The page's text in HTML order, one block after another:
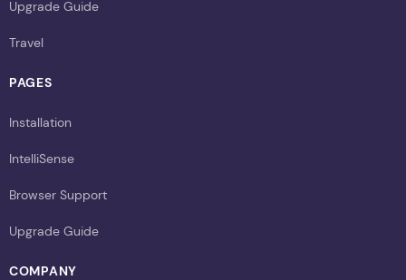
Upgrade Guide
Travel
PAGES
Installation
IntelliSense
Browser Support
Upgrade Guide
COMPANY